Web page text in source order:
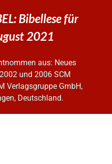
Bibellese für
2021
aus: Neues
und 2006 SCM
Verlagsgruppe GmbH,
Deutschland.